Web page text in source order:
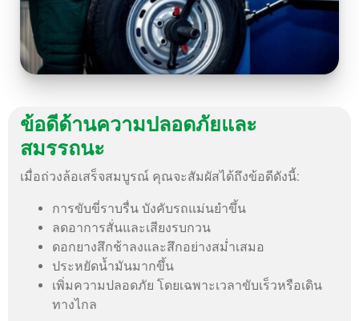
ข้อดีด้านความปลอดภัยและ
สมรรถนะ
เมื่อถ่วงล้อเสร็จสมบูรณ์ คุณจะสัมผัสได้ถึงข้อดีดังนี้:
การขับขี่ราบรื่น บังคับรถแม่นยำขึ้น
ลดอาการสั่นและเสียงรบกวน
ดอกยางสึกช้าลงและสึกอย่างสม่ำเสมอ
ประหยัดน้ำมันมากขึ้น
เพิ่มความปลอดภัย โดยเฉพาะเวลาขับเร็วหรือเดิน
ทางไกล